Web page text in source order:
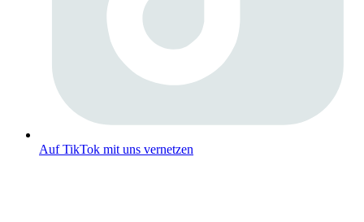
Auf TikTok mit uns vernetzen